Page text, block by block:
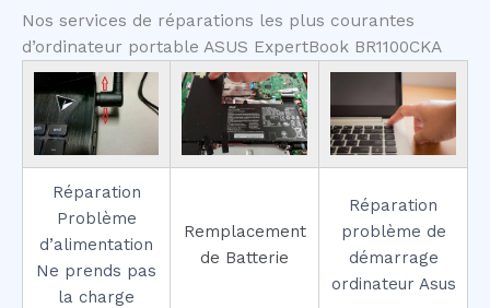
Nos services de réparations les plus courantes
d’ordinateur portable ASUS ExpertBook BR1100CKA
Réparation
Problème
d’alimentation
Ne prends pas
la charge
Remplacement
de Batterie
Réparation
problème de
démarrage
ordinateur Asus